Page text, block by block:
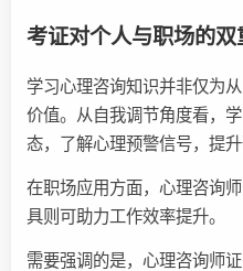
考证对个人与职场的双
学习心理咨询知识并非仅为
价值。从自我调节角度看，
态，了解心理预警信号，提升
在职场应用方面，心理咨询
具则可助力工作效率提升。
需要强调的是，心理咨询师